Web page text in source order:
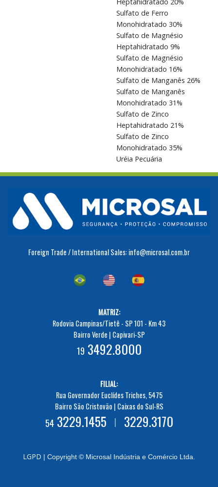
Sulfato de Ferro
Monohidratado 30%
Sulfato de Magnésio
Heptahidratado 9%
Sulfato de Magnésio
Monohidratado 16%
Sulfato de Manganês 26%
Sulfato de Manganês
Monohidratado 31%
Sulfato de Zinco
Heptahidratado 21%
Sulfato de Zinco
Monohidratado 35%
Uréia Pecuária
Foreign Trade / International Sales: info@microsal.com.br
MATRIZ:
Rodovia Campinas/Tietê - SP 101 - Km 43
Bairro Verde | Capivari-SP
19 3492.8000
FILIAL:
Rua Governador Euclídes Triches, 5475
Bairro São Cristovão | Caixas do Sul-RS
543229.1455 | 3229.3170
LGPD | Copyright © Microsal Indústria e Comércio Ltda.